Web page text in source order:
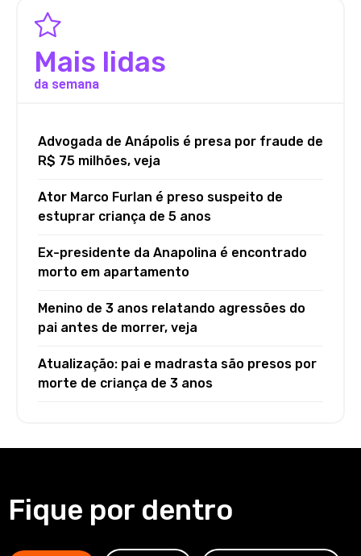
Mais lidas
da semana
Advogada de Anápolis é presa por fraude de
R$ 75 milhões, veja
Ator Marco Furlan é preso suspeito de
estuprar criança de 5 anos
Ex-presidente da Anapolina é encontrado
morto em apartamento
Menino de 3 anos relatando agressões do
pai antes de morrer, veja
Atualização: pai e madrasta são presos por
morte de criança de 3 anos
Fique por dentro